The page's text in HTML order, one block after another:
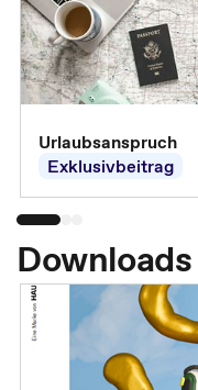
Urlaubsanspruch
Exklusivbeitrag
Downloads